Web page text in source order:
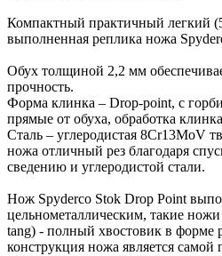
Компактный практичный легкий
выполненная реплика ножа
Обух толщиной 2,2 мм
прочность.
Форма клинка – Drop-point, с
прямые от обуха, обработка
Сталь – углеродистая 8Cr13MoV
ножа отличный рез благодаря
сведению и углеродистой стали.
Нож Spyderco Stok Drop Point
цельнометаллическим, такие
tang) - полный хвостовик в форме
конструкция ножа является